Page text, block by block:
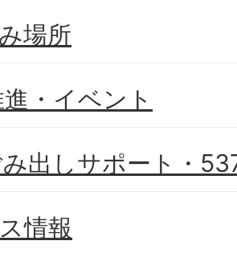
場所
・イベント
出しサポート・
情報